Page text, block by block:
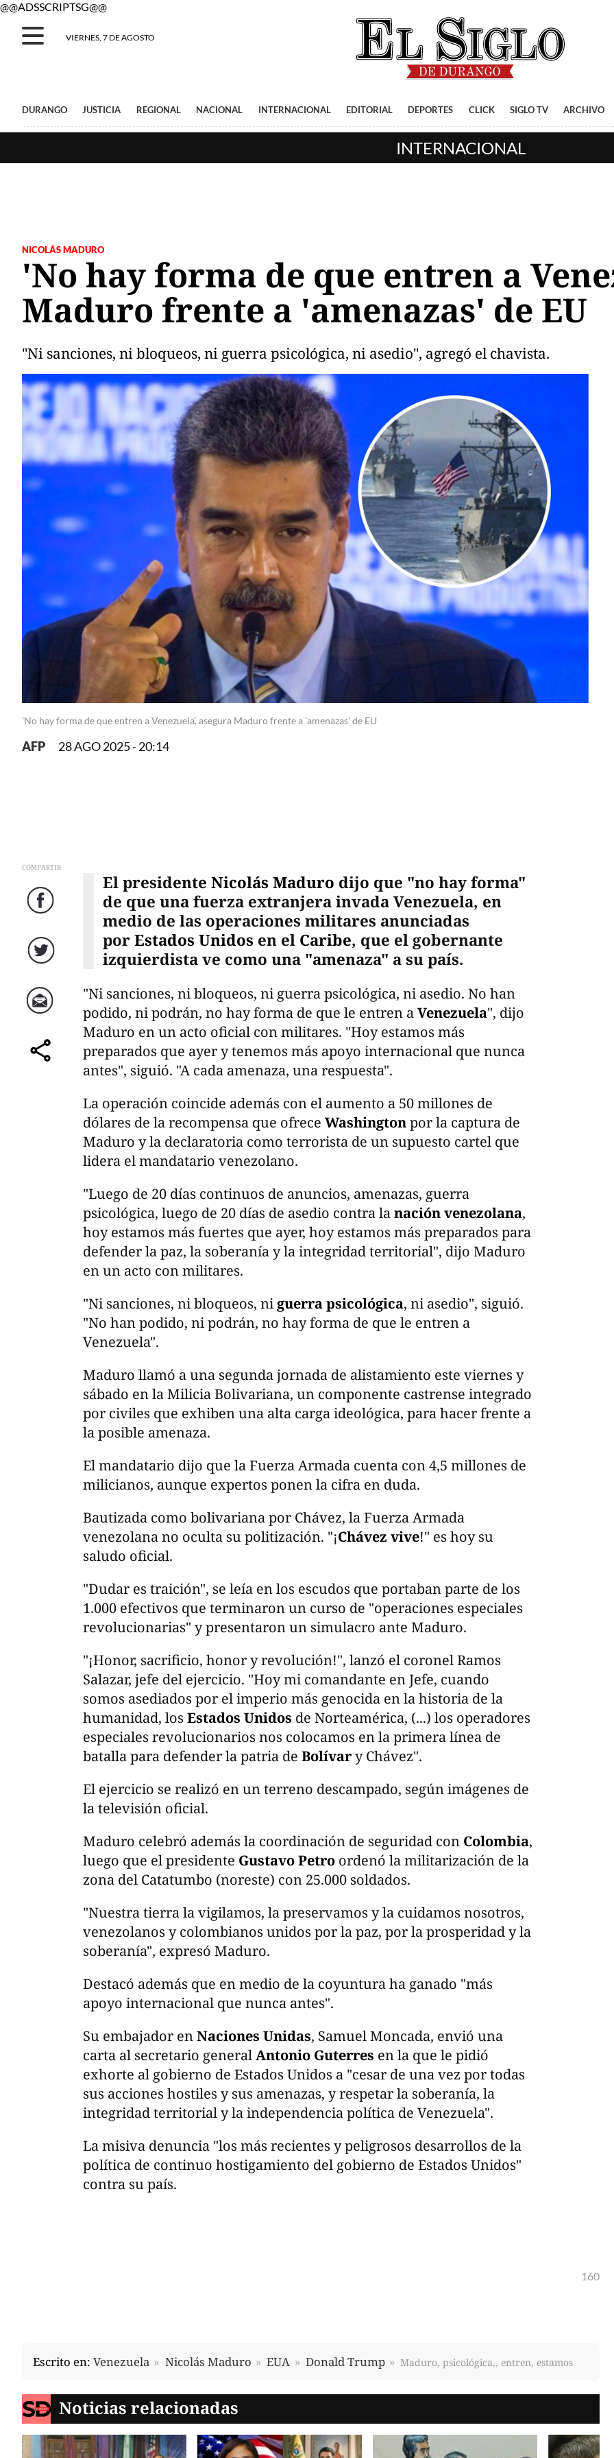
@@ADSSCRIPTSG@@
VIERNES, 7 DE AGOSTO
DURANGO JUSTICIA REGIONAL NACIONAL INTERNACIONAL EDITORIAL DEPORTES CLICK SIGLO TV ARCHIVO
INTERNACIONAL
NICOLÁS MADURO
'No hay forma de que entren a
Maduro frente a 'amenazas' de EU
"Ni sanciones, ni bloqueos, ni guerra psicológica, ni asedio", agregó el chavista.
'No hay forma de que entren a Venezuela', asegura Maduro frente a 'amenazas' de EU
AFP 28 AGO 2025 - 20:14
COMPARTIR
Facebook
Twitter
Correo
comparte
El presidente Nicolás Maduro dijo que "no hay forma"
de que una fuerza extranjera invada Venezuela, en
medio de las operaciones militares anunciadas
porEstados Unidos en el Caribe, que el gobernante
izquierdista ve como una "amenaza" a su país.
"Ni sanciones, ni bloqueos, ni guerra psicológica, ni asedio. No han
podido, ni podrán, no hay forma de que le entren aVenezuela", dijo
Maduro en un acto oficial con militares. "Hoy estamos más
preparados que ayer y tenemos más apoyo internacional que nunca
antes", siguió. "A cada amenaza, una respuesta".
La operación coincide además con el aumento a 50 millones de
dólares de la recompensa que ofrece Washingtonpor la captura de
Maduro y la declaratoria como terrorista de un supuesto cartel que
lidera el mandatario venezolano.
"Luego de 20 días continuos de anuncios, amenazas, guerra
psicológica, luego de 20 días de asedio contra lanación venezolana,
hoy estamos más fuertes que ayer, hoy estamos más preparados para
defender la paz, la soberanía y la integridad territorial", dijo Maduro
en un acto con militares.
"Ni sanciones, ni bloqueos, niguerra psicológica, ni asedio", siguió.
"No han podido, ni podrán, no hay forma de que le entren a
Venezuela".
Maduro llamó a una segunda jornada de alistamiento este viernes y
sábado en la Milicia Bolivariana, un componente castrense integrado
por civiles que exhiben una alta carga ideológica, para hacer frente a
la posible amenaza.
El mandatario dijo que la Fuerza Armada cuenta con 4,5 millones de
milicianos, aunque expertos ponen la cifra en duda.
Bautizada como bolivariana por Chávez, la Fuerza Armada
venezolana no oculta su politización. "¡Chávez vive!" es hoy su
saludo oficial.
"Dudar es traición", se leía en los escudos que portaban parte de los
1.000 efectivos que terminaron un curso de "operaciones especiales
revolucionarias" y presentaron un simulacro ante Maduro.
"¡Honor, sacrificio, honor y revolución!", lanzó el coronel Ramos
Salazar, jefe del ejercicio. "Hoy mi comandante en Jefe, cuando
somos asediados por el imperio más genocida en la historia de la
humanidad, los Estados Unidos de Norteamérica, (...) los operadores
especiales revolucionarios nos colocamos en la primera línea de
batalla para defender la patria de Bolívary Chávez".
El ejercicio se realizó en un terreno descampado, según imágenes de
la televisión oficial.
Maduro celebró además la coordinación de seguridad con Colombia,
luego que el presidente Gustavo Petro ordenó la militarización de la
zona del Catatumbo (noreste) con 25.000 soldados.
"Nuestra tierra la vigilamos, la preservamos y la cuidamos nosotros,
venezolanos y colombianos unidos por la paz, por la prosperidad y la
soberanía", expresó Maduro.
Destacó además que en medio de la coyuntura ha ganado "más
apoyo internacional que nunca antes".
Su embajador enNaciones Unidas, Samuel Moncada, envió una
carta al secretario generalAntonio Guterres en la que le pidió
exhorte al gobierno de Estados Unidos a "cesar de una vez por todas
sus acciones hostiles y sus amenazas, y respetar la soberanía, la
integridad territorial y la independencia política de Venezuela".
La misiva denuncia "los más recientes y peligrosos desarrollos de la
política de continuo hostigamiento del gobierno de Estados Unidos"
contra su país.
160
Escrito en: Venezuela Nicolás Maduro EUA Donald Trump Maduro, psicológica,, entren, estamos
Noticias relacionadas